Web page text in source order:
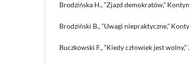
Brodzińska H., “Zjazd demokratów,”
Brodziński B., “Uwagi niepraktyczne,”
Buczkowski F., “Kiedy człowiek jest